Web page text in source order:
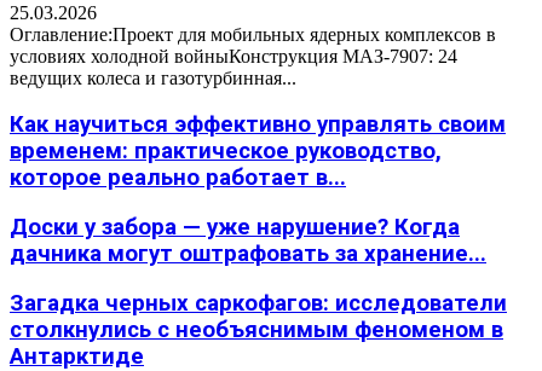
25.03.2026
Оглавление:Проект для мобильных ядерных комплексов в
условиях холодной войныКонструкция МАЗ-7907: 24
ведущих колеса и газотурбинная...
Как научиться эффективно управлять своим
временем: практическое руководство,
которое реально работает в...
Доски у забора — уже нарушение? Когда
дачника могут оштрафовать за хранение...
Загадка черных саркофагов: исследователи
столкнулись с необъяснимым феноменом в
Антарктиде